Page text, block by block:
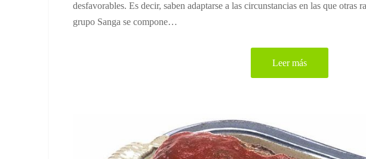
desfavorables. Es decir, saben adaptarse a las circunstancias en las que otras
grupo Sanga se compone…
Leer más